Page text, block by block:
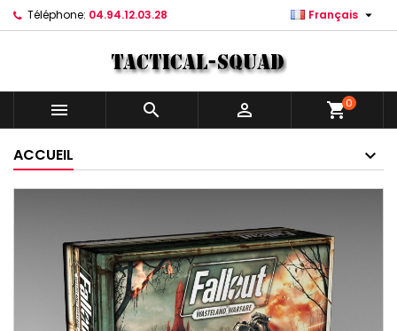
Téléphone: 04.94.12.03.28 Français 
   shopping_cart0
ACCUEIL